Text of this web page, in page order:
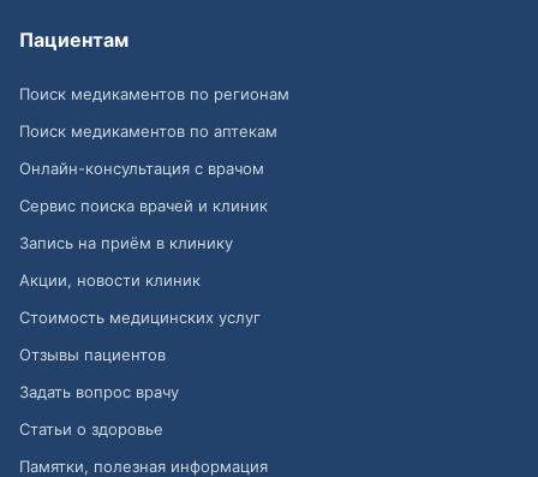
Пациентам
Поиск медикаментов по регионам
Поиск медикаментов по аптекам
Онлайн-консультация с врачом
Сервис поиска врачей и клиник
Запись на приём в клинику
Акции, новости клиник
Стоимость медицинских услуг
Отзывы пациентов
Задать вопрос врачу
Статьи о здоровье
Памятки, полезная информация